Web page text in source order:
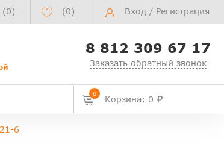
(0) (0) Вход / Регистрация
8 812 309 67 17
Заказать обратный звонок
0
Корзина: 0
6